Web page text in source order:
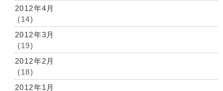
2012年4月
(14)
2012年3月
(19)
2012年2月
(18)
2012年1月